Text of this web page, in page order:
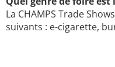
La CHAMPS Trade
suivants : e-cigarette,